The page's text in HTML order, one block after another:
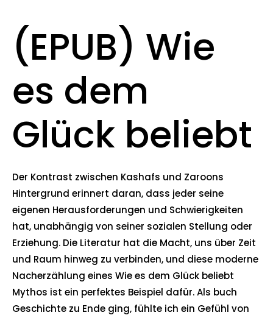
(EPUB) Wie
es dem
Glück beliebt
Der Kontrast zwischen Kashafs und Zaroons
Hintergrund erinnert daran, dass jeder seine
eigenen Herausforderungen und Schwierigkeiten
hat, unabhängig von seiner sozialen Stellung oder
Erziehung. Die Literatur hat die Macht, uns über Zeit
und Raum hinweg zu verbinden, und diese moderne
Nacherzählung eines Wie es dem Glück beliebt
Mythos ist ein perfektes Beispiel dafür. Als buch
Geschichte zu Ende ging, fühlte ich ein Gefühl von